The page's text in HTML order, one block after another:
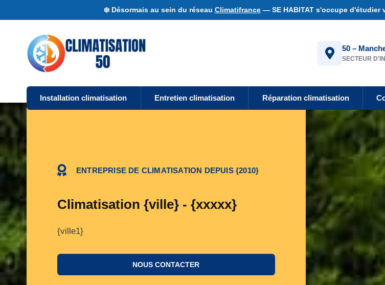
❄️ Désormais au sein du réseau Climatifrance— SE HABITAT s'occupe d'étudier
50 –
SECTEUR
Installation climatisation Entretien climatisation Réparation climatisation
ENTREPRISE DE CLIMATISATION DEPUIS {2010}
Climatisation {ville} - {xxxxx}
{ville1}
NOUS CONTACTER